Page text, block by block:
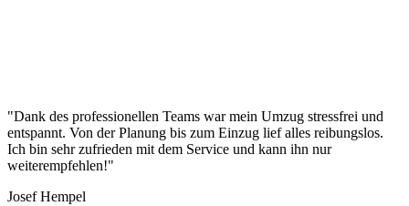
"Dank des professionellen Teams war mein Umzug stressfrei und
entspannt. Von der Planung bis zum Einzug lief alles reibungslos.
Ich bin sehr zufrieden mit dem Service und kann ihn nur
weiterempfehlen!"
Josef Hempel